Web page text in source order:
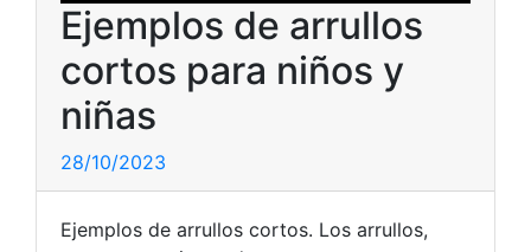
Ejemplos de arrullos
cortos para niños y
niñas
28/10/2023
Ejemplos de arrullos cortos. Los arrullos,